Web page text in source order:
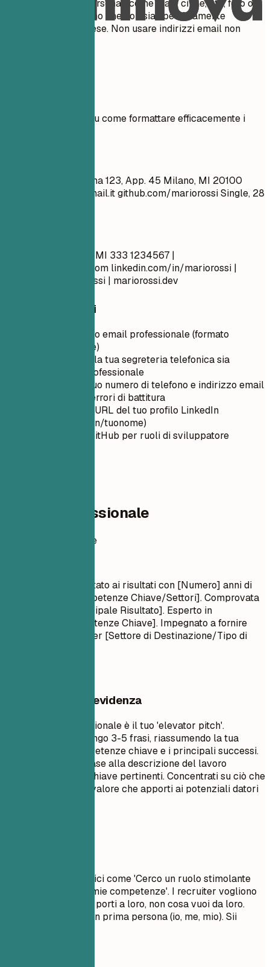
includere dettagli personali come stato civile, età, foto o
codice fiscale, a meno che non sia specificamente
richiesto nel tuo paese. Non usare indirizzi email non
Vedi chiari esempi su come formattare efficacemente i
Mario Rossi Via Roma 123, App. 45 Milano, MI 20100
supermario_88@email.itgithub.com/mariorossi Single, 28
Mario Rossi Milano, MI 333 1234567 |
mario.rossi@email.com linkedin.com/in/mariorossi |
github.com/mariorossi | mariorossi.dev
Consigli rapidi
Usa un indirizzo email professionale (formato
nome.cognome)
Assicurati che la tua segreteria telefonica sia
impostata e professionale
Ricontrolla il tuo numero di telefono e indirizzo email
per eventuali errori di battitura
Personalizza l'URL del tuo profilo LinkedIn
(linkedin.com/in/tuonome)
Includi il link GitHub per ruoli di sviluppatore
Profilo professionale
Profilo professionale
[Nome Ruolo] orientato ai risultati con [Numero] anni di
esperienza in [Competenze Chiave/Settori]. Comprovata
esperienza in [Principale Risultato]. Esperto in
[Tecnologie/Competenze Chiave]. Impegnato a fornire
[Valore Specifico] per [Settore di Destinazione/Tipo di
Cosa mettere in evidenza
Un riepilogo professionale è il tuo 'elevator pitch'.
Dovrebbe essere lungo 3-5 frasi, riassumendo la tua
esperienza, le competenze chiave e i principali successi.
Personalizzalo in base alla descrizione del lavoro
utilizzando parole chiave pertinenti. Concentrati su ciò che
ti rende unico e sul valore che apporti ai potenziali datori
Evita obiettivi generici come 'Cerco un ruolo stimolante
per far crescere le mie competenze'. I recruiter vogliono
sapere quale valore porti a loro, non cosa vuoi da loro.
Non usare pronomi in prima persona (io, me, mio). Sii